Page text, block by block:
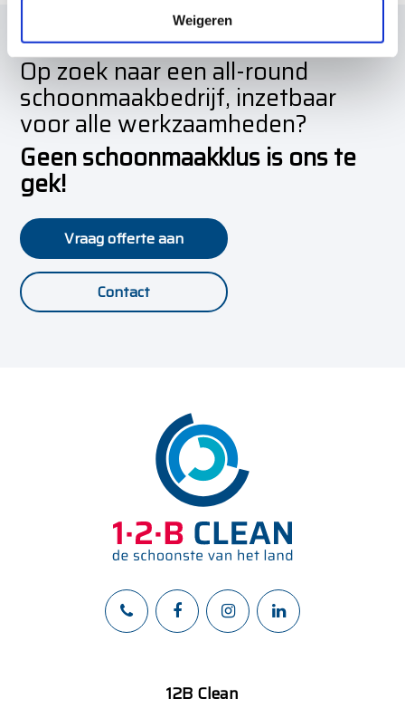
e
Weigeren
Op zoek naar een all-round
schoonmaakbedrijf, inzetbaar
voor alle werkzaamheden?
Geen schoonmaakklus is ons te
gek!
Vraag offerte aan
Contact
12B Clean